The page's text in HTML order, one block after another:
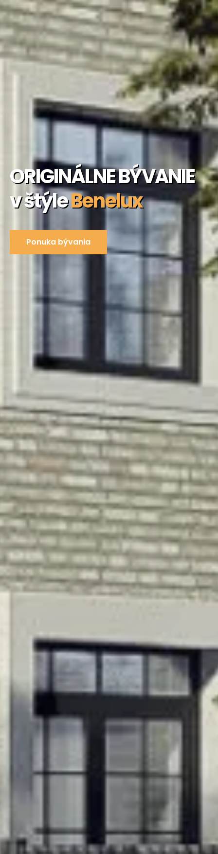
ORIGINÁLNE BÝVANIE
v štýleBenelux
Ponuka bývania